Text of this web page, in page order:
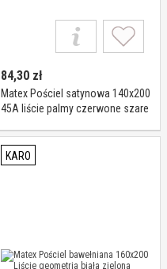
84,30 zł
Matex Pościel satynowa 140x200
45A liście palmy czerwone szare
KARO